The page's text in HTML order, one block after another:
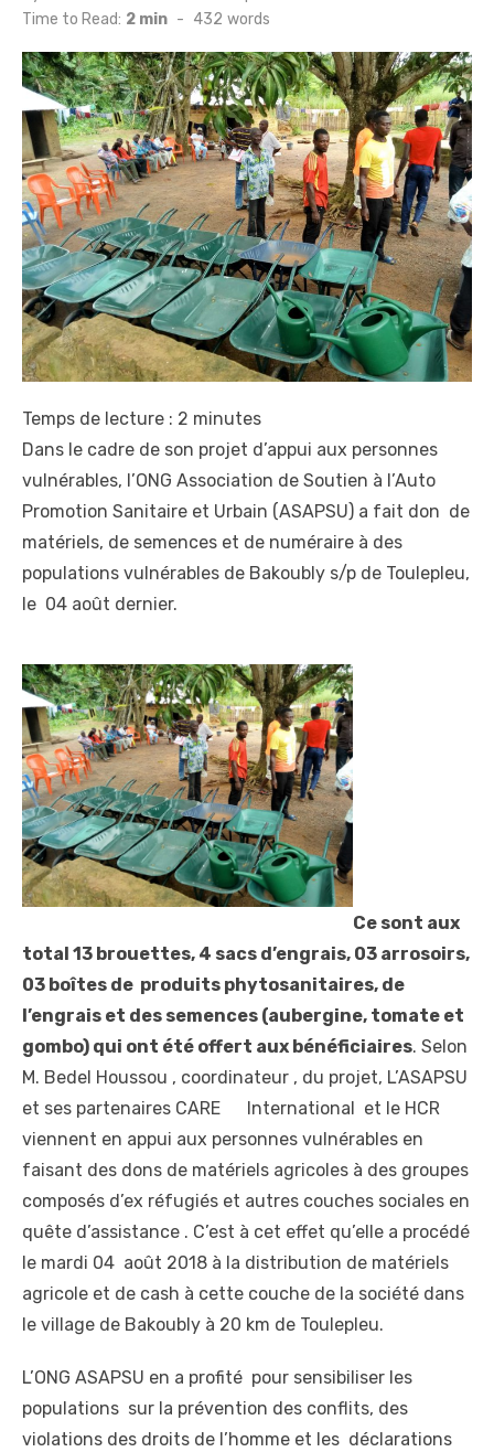
on
Time to Read: 2 min - 432 words
Temps de lecture : 2 minutes
Dans le cadre de son projet d’appui aux personnes
vulnérables, l’ONG Association de Soutien à l’Auto
Promotion Sanitaire et Urbain (ASAPSU) a fait don de
matériels, de semences et de numéraire à des
populations vulnérables de Bakoubly s/p de Toulepleu,
le 04 août dernier.
Ce sont aux
total 13 brouettes, 4 sacs d’engrais, 03 arrosoirs,
03 boîtes de produits phytosanitaires, de
l’engrais et des semences (aubergine, tomate et
gombo) qui ont été offert aux bénéficiaires. Selon
M. Bedel Houssou , coordinateur , du projet, L’ASAPSU
et ses partenaires CARE International et le HCR
viennent en appui aux personnes vulnérables en
faisant des dons de matériels agricoles à des groupes
composés d’ex réfugiés et autres couches sociales en
quête d’assistance . C’est à cet effet qu’elle a procédé
le mardi 04 août 2018 à la distribution de matériels
agricole et de cash à cette couche de la société dans
le village de Bakoubly à 20 km de Toulepleu.
L’ONG ASAPSU en a profité pour sensibiliser les
populations sur la prévention des conflits, des
violations des droits de l’homme et les déclarations